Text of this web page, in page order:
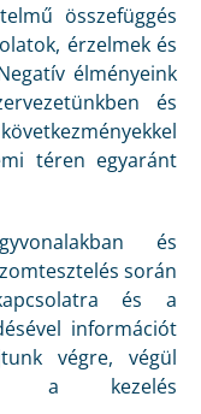
összefüggés
érzelmek és
élményeink
és
téren egyaránt
és
során
és a
információt
végre, végül
a kezelés